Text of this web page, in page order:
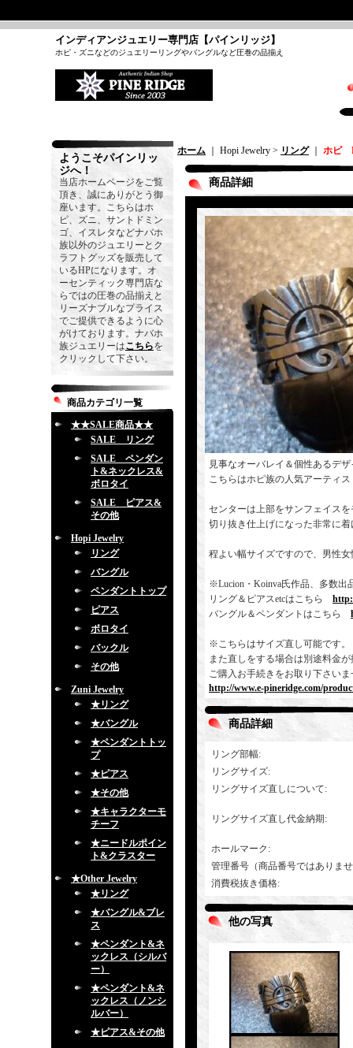
インディアンジュエリー専門店【パインリッジ】
ホピ・ズニなどのジュエリーリングやバングルなど圧巻の品揃え
ようこそパインリッ
ジへ！
当店ホームページをご覧
頂き、誠にありがとう御
座います。こちらはホ
ピ、ズニ、サントドミン
ゴ、イスレタなどナバホ
族以外のジュエリーとク
ラフトグッズを販売して
いるHPになります。オ
ーセンティック専門店な
らではの圧巻の品揃えと
リーズナブルなプライス
でご提供できるように心
がけております。ナバホ
族ジュエリーはこちらを
クリックして下さい。
商品カテゴリ一覧
★★SALE商品★★
SALE リング
SALE ペンダン
ト&ネックレス&
ボロタイ
SALE ピアス&
その他
Hopi Jewelry
リング
バングル
ペンダントトップ
ピアス
ボロタイ
バックル
その他
Zuni Jewelry
★リング
★バングル
★ペンダントトッ
プ
★ピアス
★その他
★キャラクターモ
チーフ
★ニードルポイン
ト&クラスター
★Other Jewelry
★リング
★バングル&ブレ
ス
★ペンダント&ネ
ックレス（シルバ
ー）
★ペンダント&ネ
ックレス（ノンシ
ルバー）
★ピアス&その他
ホーム ｜ Hopi Jewelry > リング｜ ホピ
商品詳細
見事なオーバレイ＆個性あるデ
こちらはホピ族の人気アーティ
センターは上部をサンフェイス
切り抜き仕上げになった非常に
程よい幅サイズですので、男性
※Lucion・Koinva氏作品、多数出
リング＆ピアスetcはこちら
バングル＆ペンダントはこちら
※こちらはサイズ直し可能です
また直しをする場合は別途料金
ご購入お手続きをお取り下さいま
http://www.e-pineridge.com/
商品詳細
リング部幅:
リングサイズ:
リングサイズ直しについて:
リングサイズ直し代金納期:
ホールマーク :
管理番号（商品番号ではありま
消費税抜き価格:
他の写真